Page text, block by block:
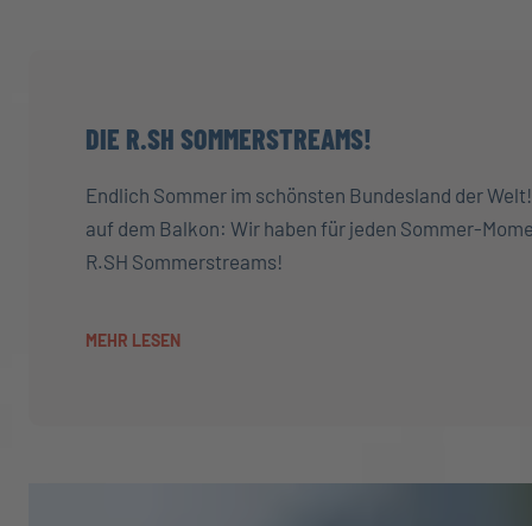
DIE R.SH SOMMERSTREAMS!
Endlich Sommer im schönsten Bundesland der
auf dem Balkon: Wir haben für jeden Sommer-
R.SH Sommerstreams!
MEHR LESEN